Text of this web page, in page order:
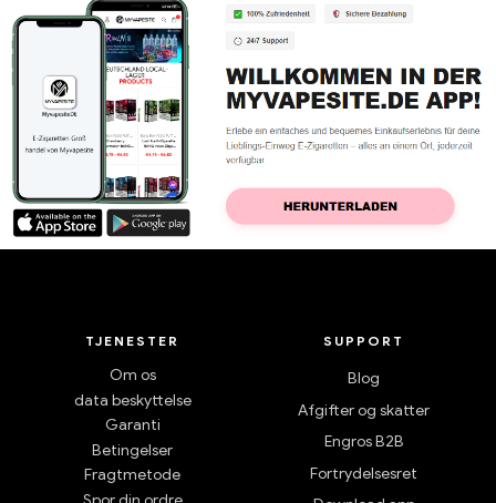
TJENESTER
Om os
data beskyttelse
Garanti
Betingelser
Fragtmetode
SUPPORT
Blog
Afgifter og skatter
Engros B2B
Fortrydelsesret